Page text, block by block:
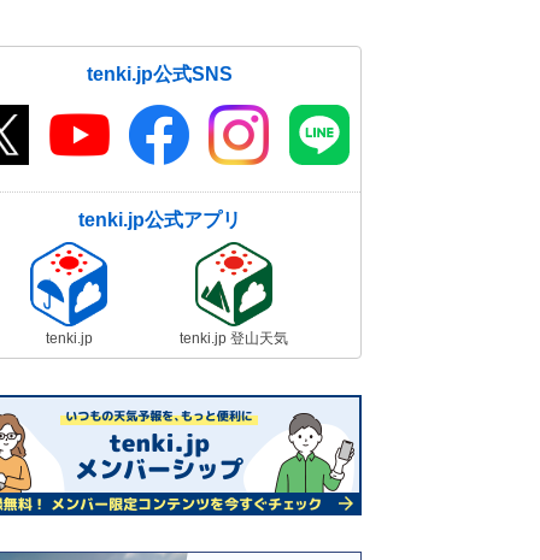
tenki.jp公式SNS
tenki.jp公式アプリ
tenki.jp tenki.jp 登山天気